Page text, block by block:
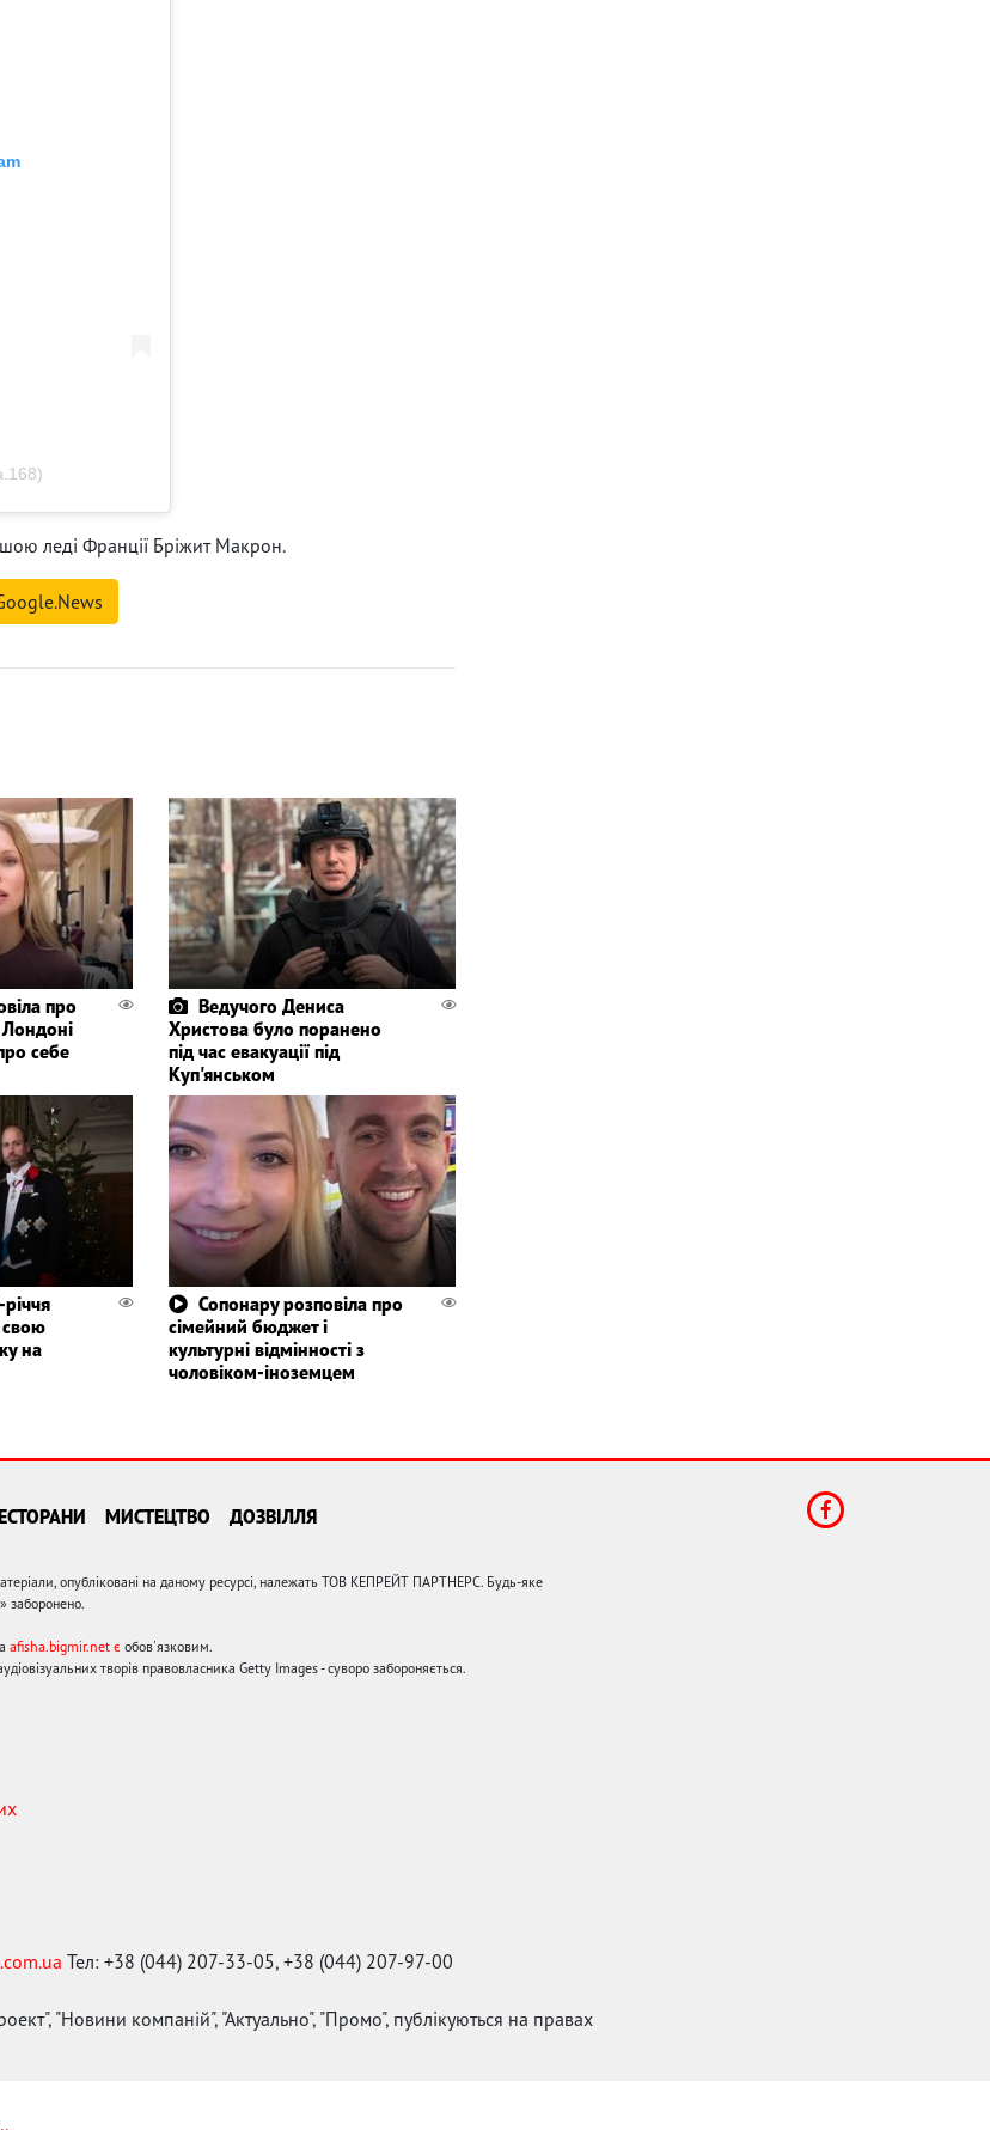
леді Франції Бріжит Макрон.
про
себе
Ведучого Дениса
Христова було поранено
під час евакуації під
Куп'янськом
свою
на
Сопонару розповіла про
сімейний бюджет і
культурні відмінності з
чоловіком-іноземцем
МИСТЕЦТВО ДОЗВІЛЛЯ
опубліковані на даному ресурсі, належать ТОВ КЕПРЕЙТ ПАРТНЕРС. Будь-яке
заборонено.
afisha.bigmir.net є обов'язковим.
творів правовласника Getty Images - суворо забороняється.
Тел: +38 (044) 207-33-05, +38 (044) 207-97-00
"Новини компаній", "Актуально", "Промо", публікуються на правах